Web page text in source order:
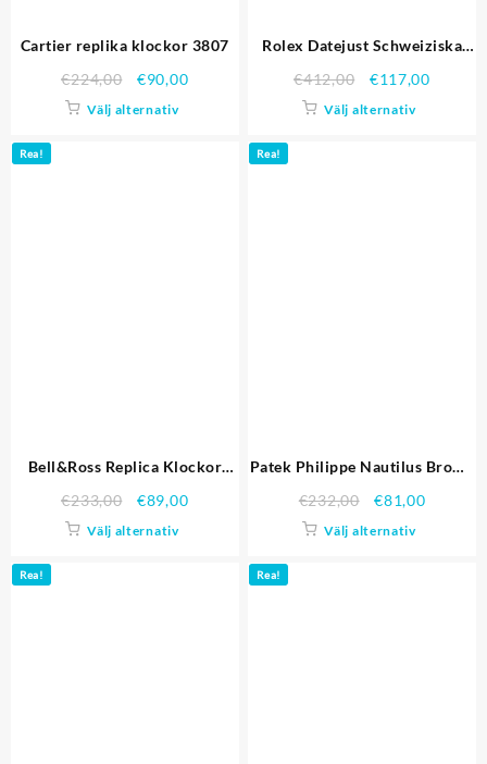
Cartier replika klockor 3807
€224,00 €90,00
Välj alternativ
Rolex Datejust Schweiziska
Klockor
€412,00 €117,00
Välj alternativ
Rea!
Bell&Ross Replica Klockor
€233,00 €89,00
Välj alternativ
Rea!
Patek Philippe Nautilus Brown
Brown Läder Strap Replika
Klockor
€232,00 €81,00
Välj alternativ
Rea! Rea!